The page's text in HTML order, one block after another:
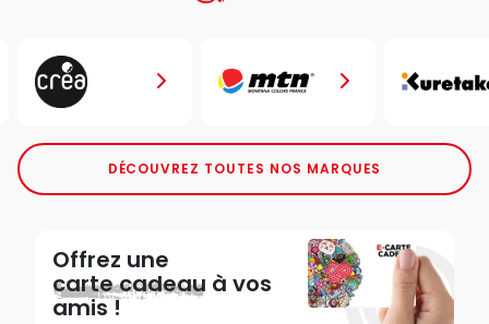
DÉCOUVREZ TOUTES NOS MARQUES
Offrez une
carte cadeau à vos
amis !